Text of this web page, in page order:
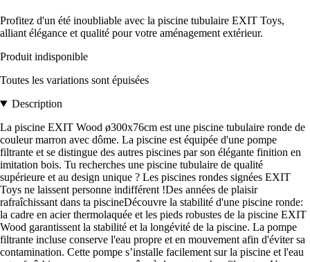
Profitez d'un été inoubliable avec la piscine tubulaire EXIT Toys,
alliant élégance et qualité pour votre aménagement extérieur.
Produit indisponible
Toutes les variations sont épuisées
Description
La piscine EXIT Wood ø300x76cm est une piscine tubulaire ronde de
couleur marron avec dôme. La piscine est équipée d'une pompe
filtrante et se distingue des autres piscines par son élégante finition en
imitation bois. Tu recherches une piscine tubulaire de qualité
supérieure et au design unique ? Les piscines rondes signées EXIT
Toys ne laissent personne indifférent !Des années de plaisir
rafraîchissant dans ta piscineDécouvre la stabilité d'une piscine ronde:
la cadre en acier thermolaquée et les pieds robustes de la piscine EXIT
Wood garantissent la stabilité et la longévité de la piscine. La pompe
filtrante incluse conserve l'eau propre et en mouvement afin d'éviter sa
contamination. Cette pompe s’installe facilement sur la piscine et l'eau